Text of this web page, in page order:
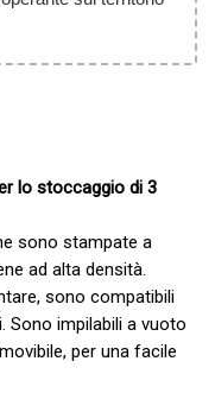
lo stoccaggio di 3
sono stampate a
ad alta densità.
sono compatibili
Sono impilabili a vuoto
per una facile